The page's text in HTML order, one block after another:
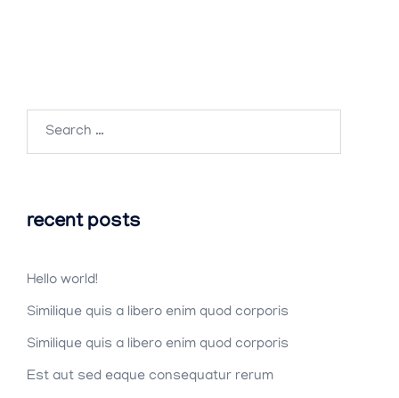
recent posts
Hello world!
Similique quis a libero enim quod corporis
Similique quis a libero enim quod corporis
Est aut sed eaque consequatur rerum